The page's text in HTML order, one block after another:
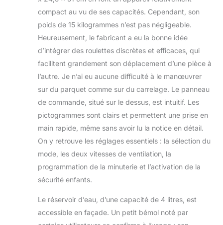
80% grâce au sélecteur intégré. Le
système maintient automatiquement
une atmosphère équilibrée et
agréable, en évitant l’excès
d’humidité. 【PRATIQUE ET
ÉCOLOGIQUE】Compact et portable
transport facile. Filtres amovibles
lavables pour un entretien simple.
Utilise le gaz réfrigérant écologique
R290, réduisant l’impact
compact au vu de ses capacités. Cependant, son
poids de 15 kilogrammes n’est pas négligeable.
Heureusement, le fabricant a eu la bonne idée
d’intégrer des roulettes discrètes et efficaces, qui
facilitent grandement son déplacement d’une pièce à
l’autre. Je n’ai eu aucune difficulté à le manœuvrer
sur du parquet comme sur du carrelage. Le panneau
de commande, situé sur le dessus, est intuitif. Les
pictogrammes sont clairs et permettent une prise en
main rapide, même sans avoir lu la notice en détail.
On y retrouve les réglages essentiels : la sélection du
mode, les deux vitesses de ventilation, la
programmation de la minuterie et l’activation de la
sécurité enfants.
Le réservoir d’eau, d’une capacité de 4 litres, est
accessible en façade. Un petit bémol noté par